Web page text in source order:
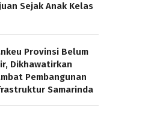
Sejak Anak Kelas
Provinsi Belum
Dikhawatirkan
Pembangunan
Samarinda